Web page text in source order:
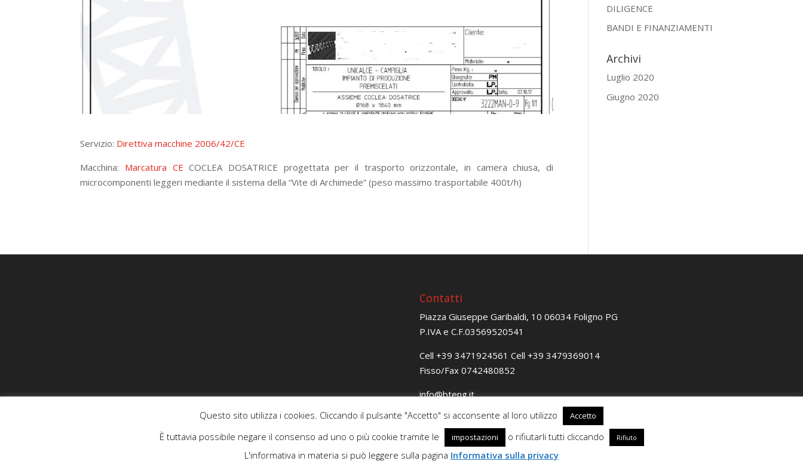
Servizio: Direttiva macchine 2006/42/CE
Macchina: Marcatura CE COCLEA DOSATRICE progettata per il trasporto orizzontale, in camera chiusa, di
microcomponenti leggeri mediante il sistema della “Vite di Archimede” (peso massimo trasportabile 400t/h)
DILIGENCE
BANDI E FINANZIAMENTI
Archivi
Luglio 2020
Giugno 2020
Contatti
Piazza Giuseppe Garibaldi, 10 06034 Foligno PG
P.IVA e C.F.03569520541
Cell +39 3471924561 Cell +39 3479369014
Fisso/Fax 0742480852
ti.gnetb
@ofni
@gnireenignetb
Questo sito utilizza i cookies. Cliccando il pulsante "Accetto" si acconsente al loro utilizzo Accetto
È tuttavia possibile negare il consenso ad uno o più cookie tramite le impostazioni o rifiutarli tutti cliccando Rifiuto
L'informativa in materia si può leggere sulla pagina Informativa sulla privacy